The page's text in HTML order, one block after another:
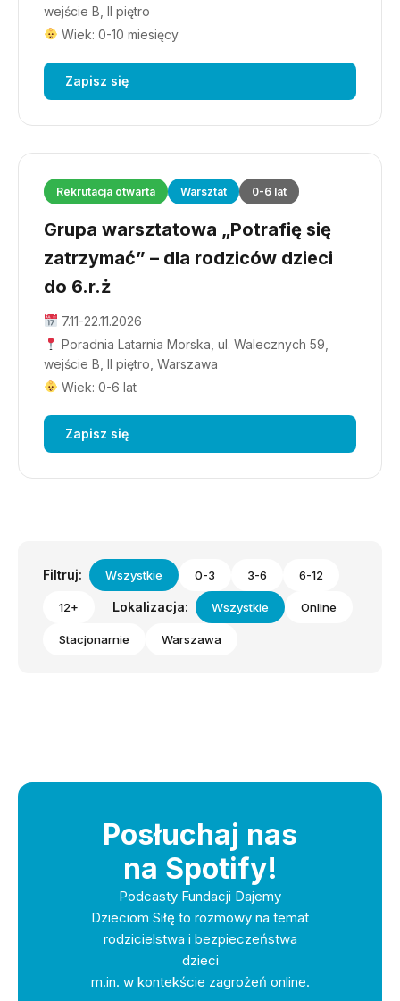
wejście B, II piętro
Wiek: 0-10 miesięcy
Zapisz się
Rekrutacja otwarta Warsztat 0-6 lat
Grupa warsztatowa „Potrafię się
zatrzymać” – dla rodziców dzieci
do 6.r.ż
7.11-22.11.2026
Poradnia Latarnia Morska, ul. Walecznych 59,
wejście B, II piętro, Warszawa
Wiek: 0-6 lat
Zapisz się
Filtruj: Wszystkie 0-3 3-6 6-12
12+ Lokalizacja: Wszystkie Online
Stacjonarnie Warszawa
Posłuchaj nas
na Spotify!
Podcasty Fundacji Dajemy
Dzieciom Siłę to rozmowy na temat
rodzicielstwa i bezpieczeństwa
dzieci
m.in. w kontekście zagrożeń online.